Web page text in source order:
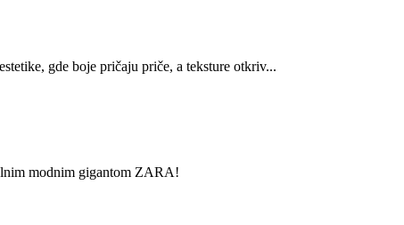
gde boje pričaju priče, a teksture otkriv...
modnim gigantom ZARA!